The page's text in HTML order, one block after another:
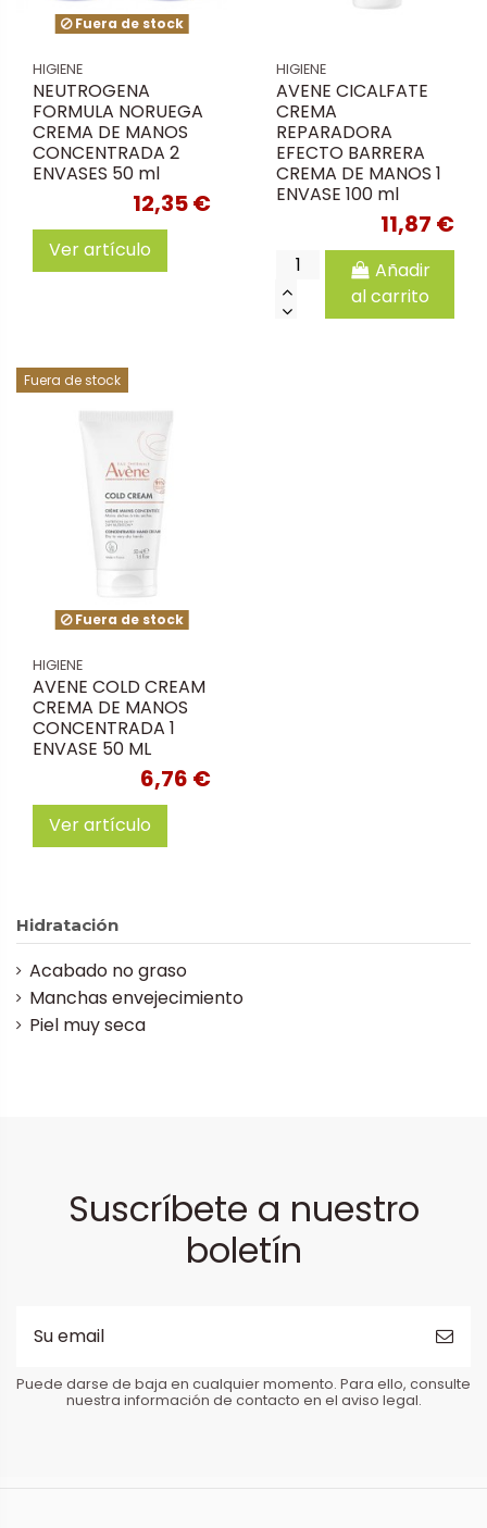
Fuera de stock
HIGIENE
NEUTROGENA
FORMULA NORUEGA
CREMA DE MANOS
CONCENTRADA 2
ENVASES 50 ml
12,35 €
Ver artículo
HIGIENE
AVENE CICALFATE
CREMA
REPARADORA
EFECTO BARRERA
CREMA DE MANOS 1
ENVASE 100 ml
11,87 €
Añadir
al carrito
Fuera de stock
Fuera de stock
HIGIENE
AVENE COLD CREAM
CREMA DE MANOS
CONCENTRADA 1
ENVASE 50 ML
6,76 €
Ver artículo
Hidratación
Acabado no graso
Manchas envejecimiento
Piel muy seca
Suscríbete a nuestro
boletín
Puede darse de baja en cualquier momento. Para ello, consulte
nuestra información de contacto en el aviso legal.